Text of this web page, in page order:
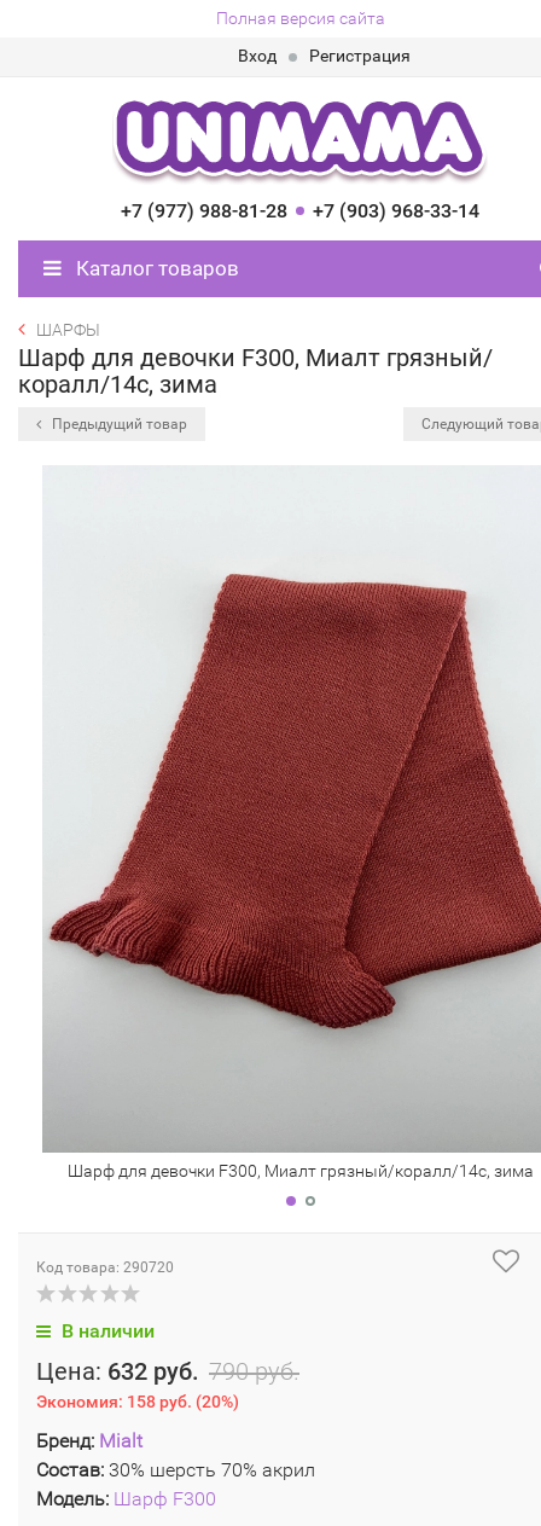
Полная версия сайта
Вход
Регистрация
+7 (977) 988-81-28 +7 (903) 968-33-14
Каталог товаров
ШАРФЫ
Шарф для девочки F300, Миалт грязный/
коралл/14с, зима
Предыдущий товар Следующий
Шарф для девочки F300, Миалт грязный/коралл/14с, зима
Код товара: 290720
В наличии
Цена: 632 руб. 790 руб.
Экономия: 158 руб. (20%)
Бренд: Mialt
Состав: 30% шерсть 70% акрил
Модель: Шарф F300